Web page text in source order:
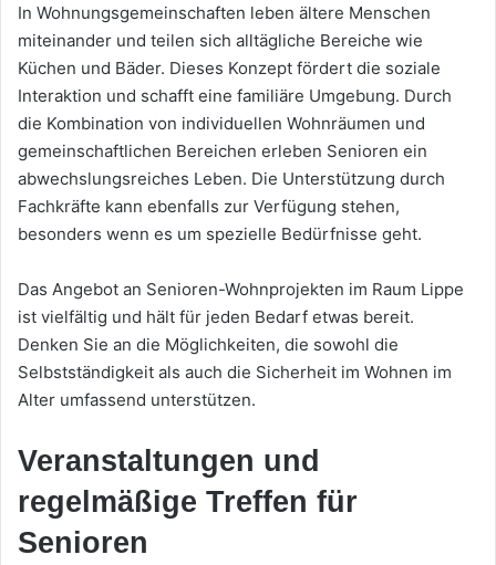
In Wohnungsgemeinschaften leben ältere Menschen
miteinander und teilen sich alltägliche Bereiche wie
Küchen und Bäder. Dieses Konzept fördert die soziale
Interaktion und schafft eine familiäre Umgebung. Durch
die Kombination von individuellen Wohnräumen und
gemeinschaftlichen Bereichen erleben Senioren ein
abwechslungsreiches Leben. Die Unterstützung durch
Fachkräfte kann ebenfalls zur Verfügung stehen,
besonders wenn es um spezielle Bedürfnisse geht.
Das Angebot an Senioren-Wohnprojekten im Raum Lippe
ist vielfältig und hält für jeden Bedarf etwas bereit.
Denken Sie an die Möglichkeiten, die sowohl die
Selbstständigkeit als auch die Sicherheit im Wohnen im
Alter umfassend unterstützen.
Veranstaltungen und
regelmäßige Treffen für
Senioren